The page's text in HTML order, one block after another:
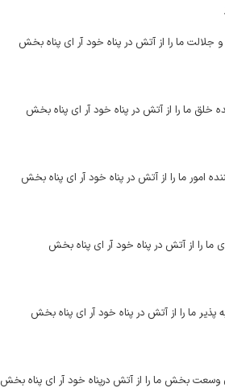
جلالت ما را از آتش در پناه خود آر اى پناه ‏بخش
خلق ما را از آتش در پناه خود آر اى پناه بخش
امور ما را از آتش در پناه خود آر اى پناه بخش
را از آتش در پناه خود آر اى پناه بخش
ما را از آتش در پناه خود آر اى پناه بخش
وسعت بخش ما را از آتش درپناه خود آر اى پناه بخش